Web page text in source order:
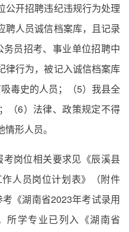
公开招聘违纪违规行为处理
聘人员诚信档案库，且记录
员招考、事业单位招聘中
律行为，被记入诚信档案库
毒史的人员；（5）我县全
（6）法律、政策规定不得
形人员。
岗位相关要求见《辰溪县
人员岗位计划表》（附件
《湖南省2023年考试录用
所学专业已列入《湖南省